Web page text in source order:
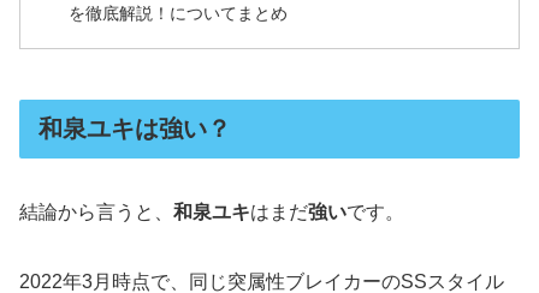
を徹底解説！についてまとめ
和泉ユキは強い？
結論から言うと、 和泉ユキはまだ強いです。
2022年3月時点で、同じ突属性ブレイカーのSSスタイル